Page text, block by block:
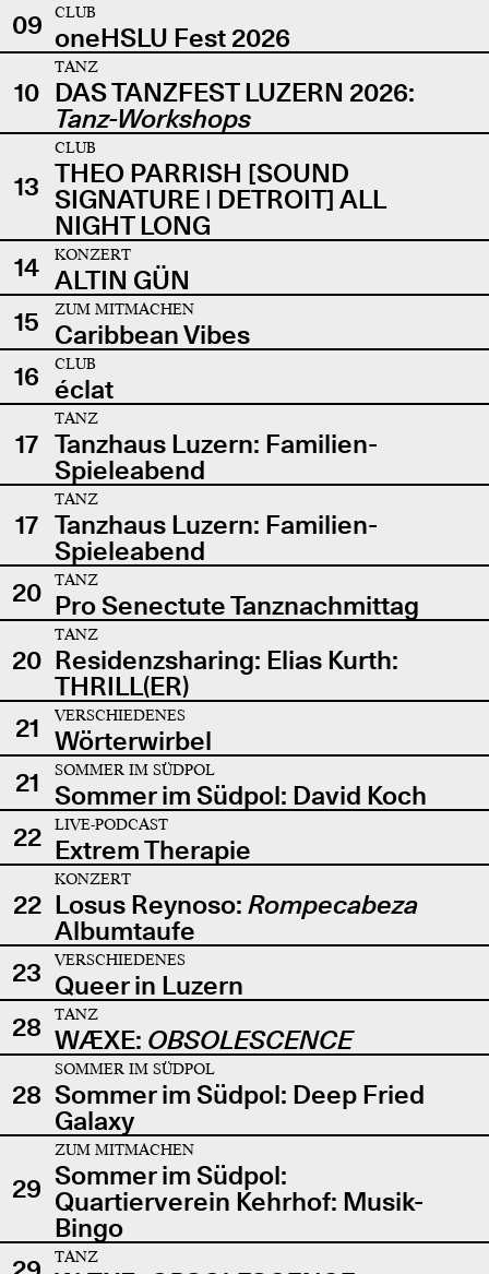
09
CLUB
oneHSLU Fest 2026
10
TANZ
DAS TANZFEST LUZERN 2026:
Tanz-Workshops
13
CLUB
THEO PARRISH [SOUND
SIGNATURE | DETROIT] ALL
NIGHT LONG
14
KONZERT
ALTIN GÜN
15
ZUM MITMACHEN
Caribbean Vibes
16
CLUB
éclat
17
TANZ
Tanzhaus Luzern: Familien-
Spieleabend
17
TANZ
Tanzhaus Luzern: Familien-
Spieleabend
20
TANZ
Pro Senectute Tanznachmittag
20
TANZ
Residenzsharing: Elias Kurth:
THRILL(ER)
21
VERSCHIEDENES
Wörterwirbel
21
SOMMER IM SÜDPOL
Sommer im Südpol: David Koch
22
LIVE-PODCAST
Extrem Therapie
22
KONZERT
Losus Reynoso: Rompecabeza
Albumtaufe
23
VERSCHIEDENES
Queer in Luzern
28
TANZ
WÆXE: OBSOLESCENCE
28
SOMMER IM SÜDPOL
Sommer im Südpol: Deep Fried
Galaxy
29
ZUM MITMACHEN
Sommer im Südpol:
Quartierverein Kehrhof: Musik-
Bingo
TANZ